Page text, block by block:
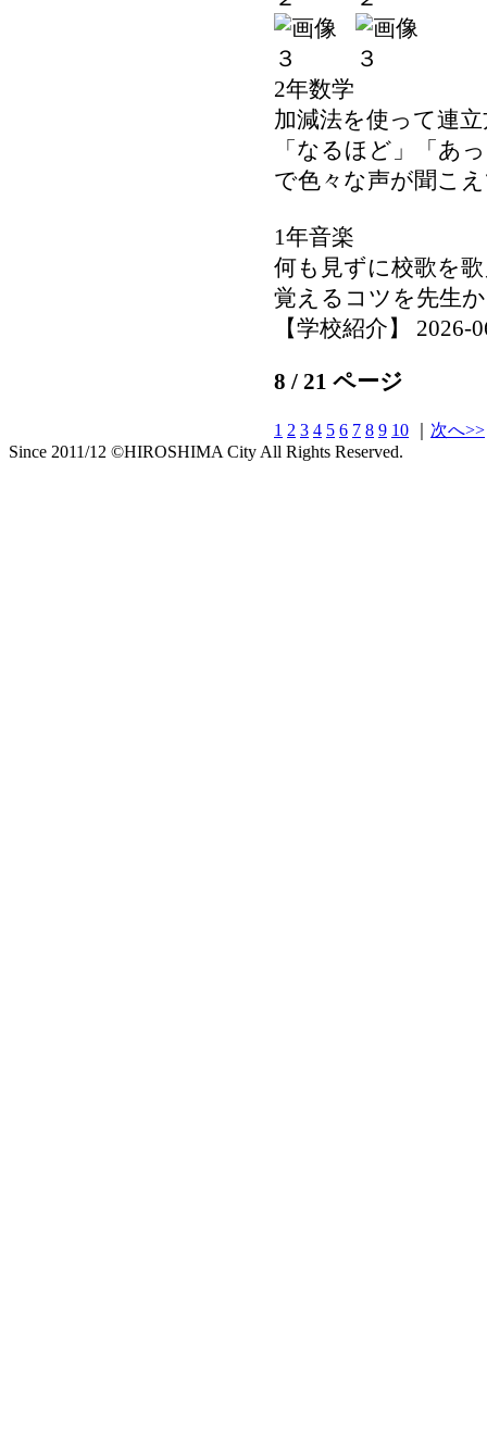
2年数学
加減法を使って連
「なるほど」「あ
で色々な声が聞こ
1年音楽
何も見ずに校歌を
覚えるコツを先生
【学校紹介】 2026-
8 / 21 ページ
1 2 3 4 5 6 7 8 9 10
次へ>>
Since 2011/12 ©HIROSHIMA City All Rights Reserved.